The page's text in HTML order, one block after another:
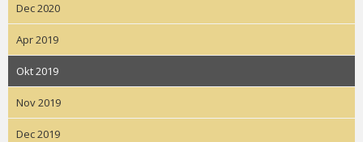
Dec 2020
Apr 2019
Okt 2019
Nov 2019
Dec 2019